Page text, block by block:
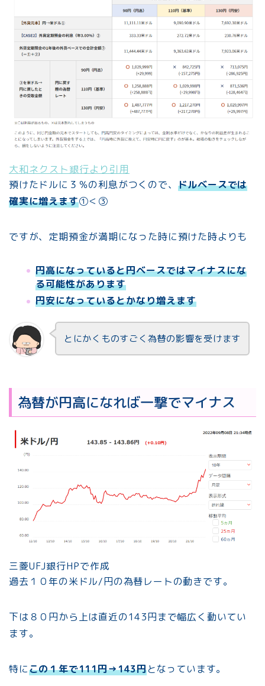
大和ネクスト銀行より引用
預けたドルに３％の利息がつくので、 ドルベースでは
確実に増えます①＜③
ですが、定期預金が満期になった時に預けた時よりも
円高になっていると円ベースではマイナスにな
る可能性があります
円安になっているとかなり増えます
とにかくものすごく為替の影響を受けます
為替が円高になれば一撃でマイナス
三菱UFJ銀行HPで作成
過去１０年の米ドル/円の為替レートの動きです。
下は８０円から上は直近の143円まで幅広く動いてい
ます。
特にこの１年で111円→143円となっています。